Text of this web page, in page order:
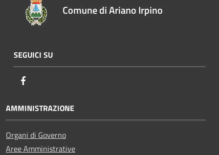
Comune di Ariano Irpino
SEGUICI SU
AMMINISTRAZIONE
Organi di Governo
Aree Amministrative